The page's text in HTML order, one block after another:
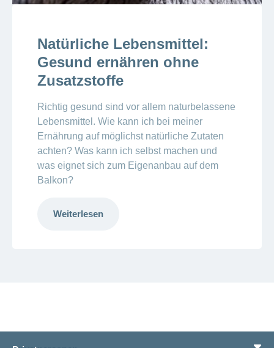
Natürliche Lebensmittel:
Gesund ernähren ohne
Zusatzstoffe
Richtig gesund sind vor allem naturbelassene
Lebensmittel. Wie kann ich bei meiner
Ernährung auf möglichst natürliche Zutaten
achten? Was kann ich selbst machen und
was eignet sich zum Eigenanbau auf dem
Balkon?
Weiterlesen